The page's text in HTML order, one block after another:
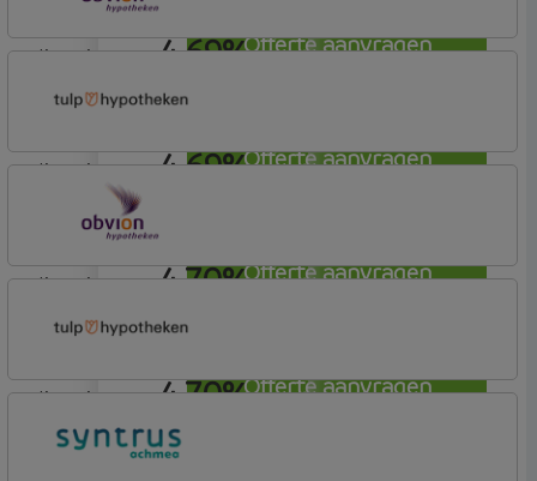
Offerte aanvragen
4,69%
Offerte aanvragen
lineair
4,69%
Offerte aanvragen
Woon Hypotheek
lineair
4,70%
Offerte aanvragen
Tulp Hypotheken
Tulp Compleet Hypotheken
lineair
4,70%
Woon Hypotheek
lineair
Tulp Compleet Hypotheken